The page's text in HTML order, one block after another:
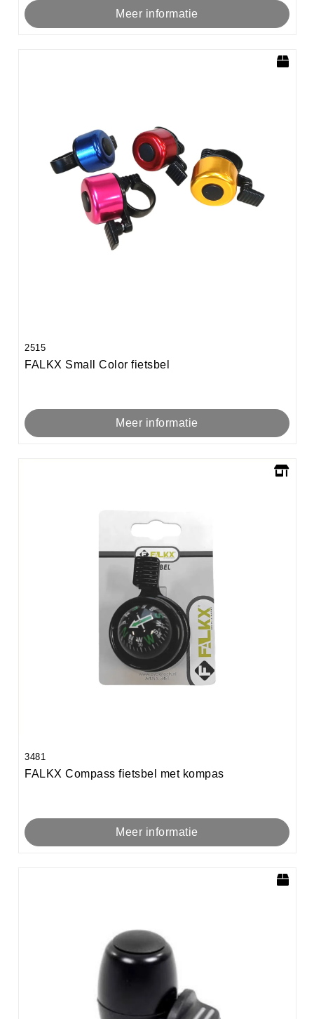
Meer informatie
2515
FALKX Small Color fietsbel
Meer informatie
3481
FALKX Compass fietsbel met kompas
Meer informatie